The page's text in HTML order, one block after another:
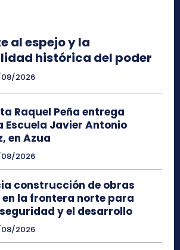
al espejo y la
histórica del poder
2026
Raquel Peña entrega
Escuela Javier Antonio
en Azua
2026
construcción de obras
la frontera norte para
y el desarrollo
2026